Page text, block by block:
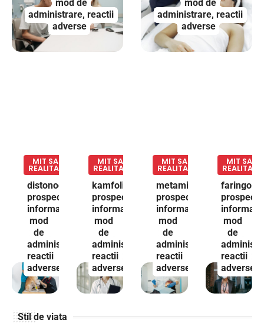
mod de
administrare, reactii
adverse
mod de
administrare, reactii
adverse
MIT SAU
REALITATE
distonocalm:
prospect,
informatii,
mod
de
administrare,
reactii
adverse
MIT SAU
REALITATE
kamfolin:
prospect,
informatii,
mod
de
administrare,
reactii
adverse
MIT SAU
REALITATE
metamizol:
prospect,
informatii,
mod
de
administrare,
reactii
adverse
MIT SAU
REALITATE
prospect,
informatii,
mod
de
reactii
adverse
Stil de viata